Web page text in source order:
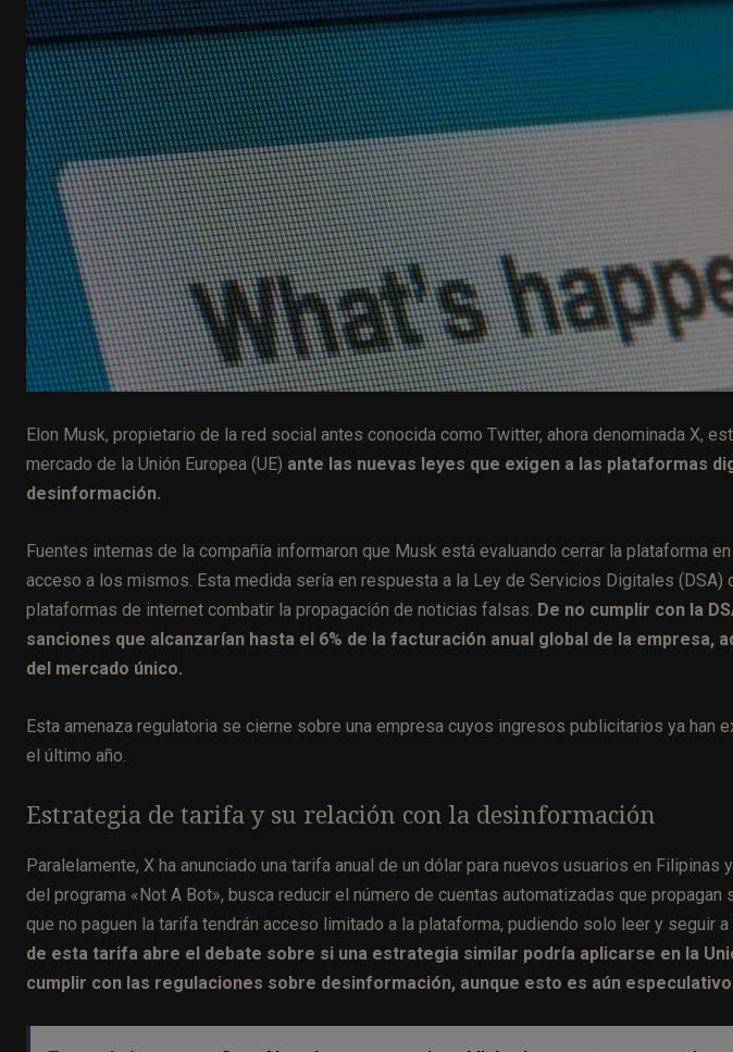
Elon Musk, propietario de la red social antes conocida como Twitter, ahora denominada X,
mercado de la Unión Europea (UE) ante las nuevas leyes que exigen a las plataformas
desinformación.
Fuentes internas de la compañía informaron que Musk está evaluando cerrar la plataforma
acceso a los mismos. Esta medida sería en respuesta a la Ley de Servicios Digitales (DSA)
plataformas de internet combatir la propagación de noticias falsas. De no cumplir con la
sanciones que alcanzarían hasta el 6% de la facturación anual global de la empresa,
del mercado único.
Esta amenaza regulatoria se cierne sobre una empresa cuyos ingresos publicitarios ya han
el último año.
Estrategia de tarifa y su relación con la desinformación
Paralelamente, X ha anunciado una tarifa anual de un dólar para nuevos usuarios en Filipinas
del programa «Not A Bot», busca reducir el número de cuentas automatizadas que
que no paguen la tarifa tendrán acceso limitado a la plataforma, pudiendo solo leer y seguir
de esta tarifa abre el debate sobre si una estrategia similar podría aplicarse en la
cumplir con las regulaciones sobre desinformación, aunque esto es aún